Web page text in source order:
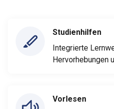
Studienhilfen
Integrierte
Hervorhebungen
Vorlesen